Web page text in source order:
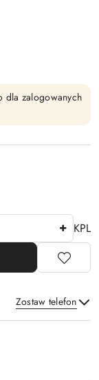
dla zalogowanych
KPL
Zostaw telefon